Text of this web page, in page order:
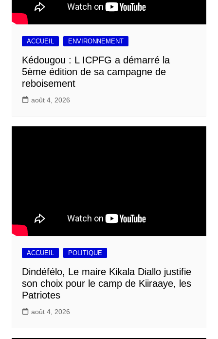
ACCUEIL ENVIRONNEMENT
Kédougou : L ICPFG a démarré la
5ème édition de sa campagne de
reboisement
août 4, 2026
ACCUEIL POLITIQUE
Dindéfélo, Le maire Kikala Diallo justifie
son choix pour le camp de Kiiraaye, les
Patriotes
août 4, 2026